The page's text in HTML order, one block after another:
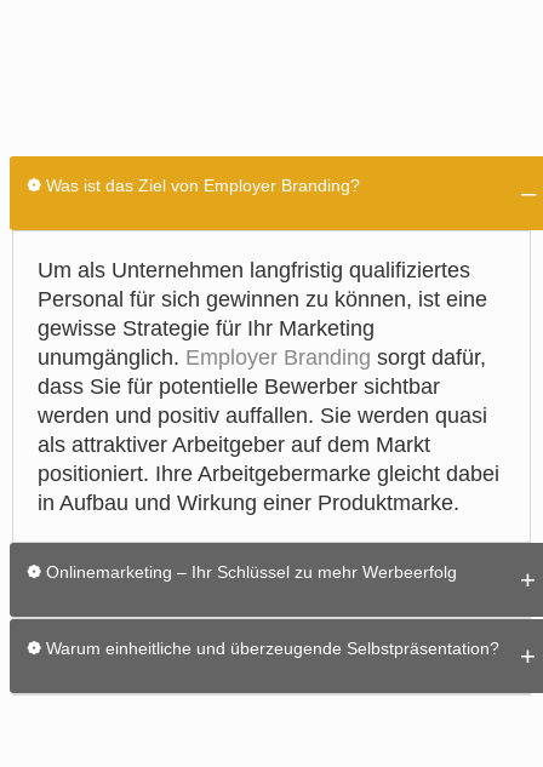
❁ Was ist das Ziel von Employer Branding?
Um als Unternehmen langfristig qualifiziertes
Personal für sich gewinnen zu können, ist eine
gewisse Strategie für Ihr Marketing
unumgänglich. Employer Branding sorgt dafür,
dass Sie für potentielle Bewerber sichtbar
werden und positiv auffallen. Sie werden quasi
als attraktiver Arbeitgeber auf dem Markt
positioniert. Ihre Arbeitgebermarke gleicht dabei
in Aufbau und Wirkung einer Produktmarke.
❁ Onlinemarketing – Ihr Schlüssel zu mehr Werbeerfolg
erfolgreich sein können, müssen Sie sich am
Puls der Zeit orientieren und auf das Medium
❁ Warum einheitliche und überzeugende Selbstpräsentation?